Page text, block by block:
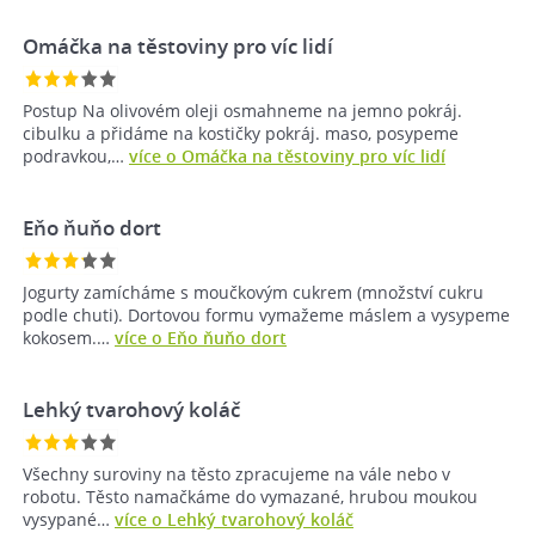
Omáčka na těstoviny pro víc lidí
Postup Na olivovém oleji osmahneme na jemno pokráj.
cibulku a přidáme na kostičky pokráj. maso, posypeme
podravkou,… více o Omáčka na těstoviny pro víc lidí
Eňo ňuňo dort
Jogurty zamícháme s moučkovým cukrem (množství cukru
podle chuti). Dortovou formu vymažeme máslem a vysypeme
kokosem.… více o Eňo ňuňo dort
Lehký tvarohový koláč
Všechny suroviny na těsto zpracujeme na vále nebo v
robotu. Těsto namačkáme do vymazané, hrubou moukou
vysypané… více o Lehký tvarohový koláč